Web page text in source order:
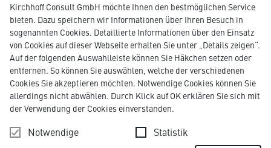
ALEXANDER NEBLUNG
Senior Consultant
alexander.neblung@kirchhoff.de
+49 40 609 186 70
Kirchhoff Consult GmbH möchte Ihnen den bestmöglichen Service
bieten. Dazu speichern wir Informationen über Ihren Besuch in
sogenannten Cookies. Detaillierte Informationen über den Einsatz
von Cookies auf dieser Webseite erhalten Sie unter „Details zeigen“.
Auf der folgenden Auswahlleiste können Sie Häkchen setzen oder
entfernen. So können Sie auswählen, welche der verschiedenen
Cookies Sie akzeptieren möchten. Notwendige Cookies können Sie
allerdings nicht abwählen. Durch Klick auf OK erklären Sie sich mit
der Verwendung der Cookies einverstanden.
Notwendige Statistik